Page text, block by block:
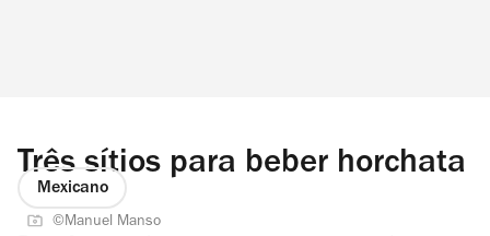
Três sítios para beber horchata
Mexicano
©Manuel Manso